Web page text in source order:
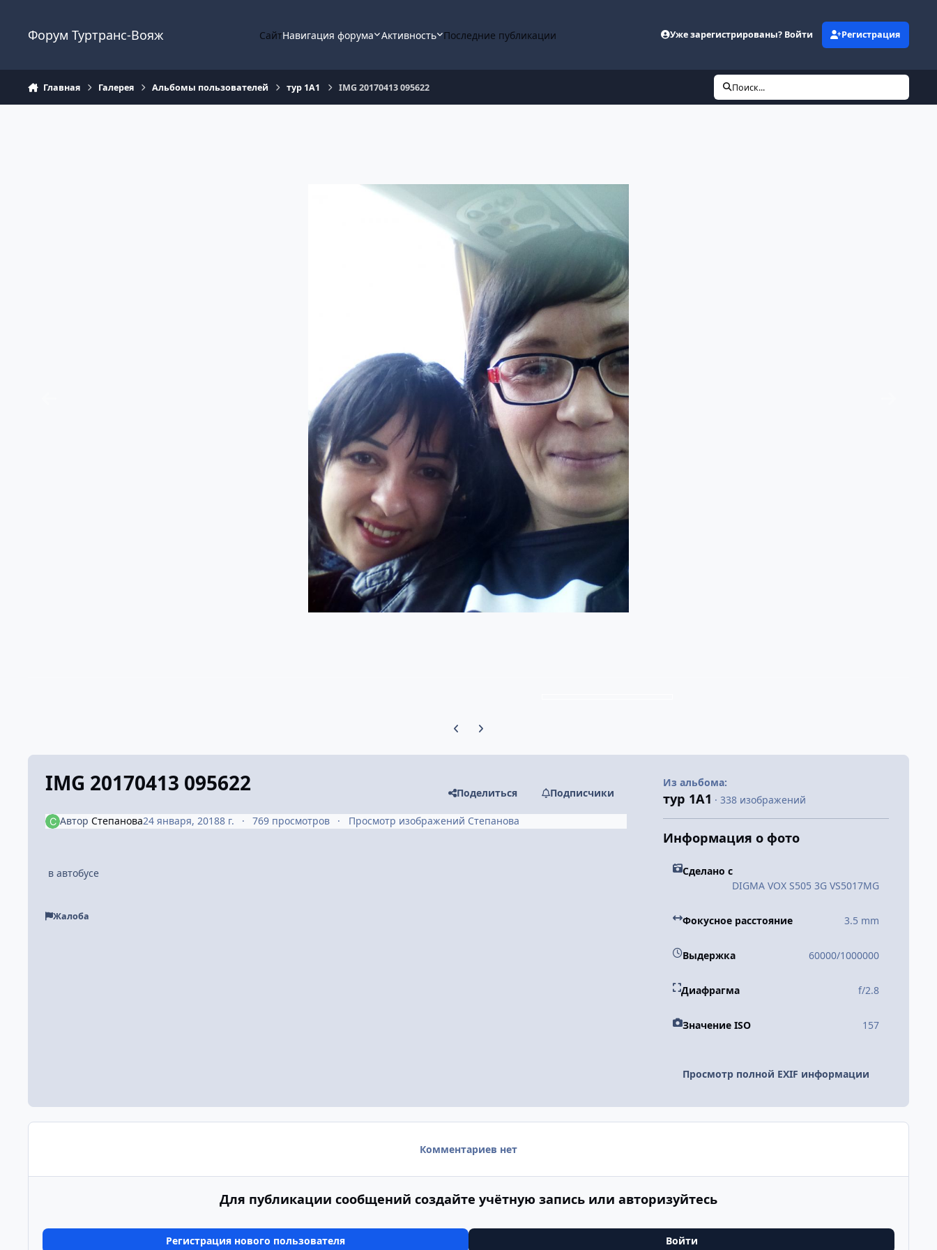
Форум Туртранс-Вояж СайтНавигация форума Активность Последние публикации Уже зарегистрированы? Войти Регистрация
Главная Галерея Альбомы пользователей тур 1А1 IMG 20170413 095622 Поиск...
Предыдущий слайд карусели
Следующий слайд карусели
IMG 20170413 095622 Поделиться Подписчики
Автор Степанова24 января, 20188 г. 769 просмотров Просмотр изображений Степанова
в автобусе
Жалоба
Из альбома:
тур 1А1 · 338 изображений
Информация о фото
Сделано с
DIGMA VOX S505 3G VS5017MG
Фокусное расстояние 3.5 mm
Выдержка 60000/1000000
Диафрагма f/2.8
Значение ISO 157
Просмотр полной EXIF информации
Комментариев нет
Для публикации сообщений создайте учётную запись или авторизуйтесь
Регистрация нового пользователя Войти